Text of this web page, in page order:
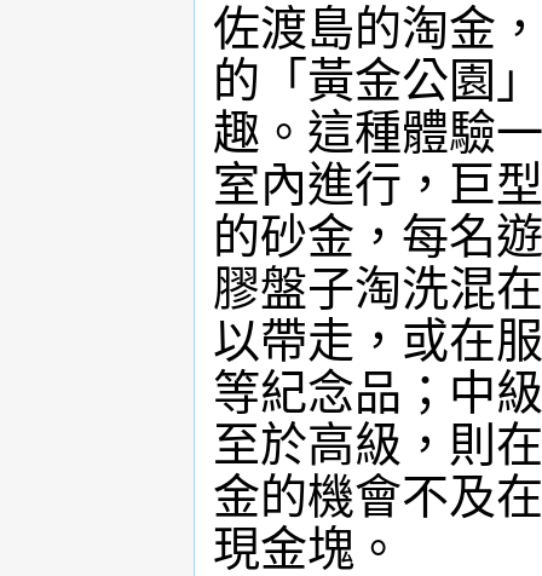
佐渡島的淘金
的「黃金公園
趣。這種體驗
室內進行，巨
的砂金，每名
膠盤子淘洗混
以帶走，或在
等紀念品；中
至於高級，則
金的機會不及
現金塊。